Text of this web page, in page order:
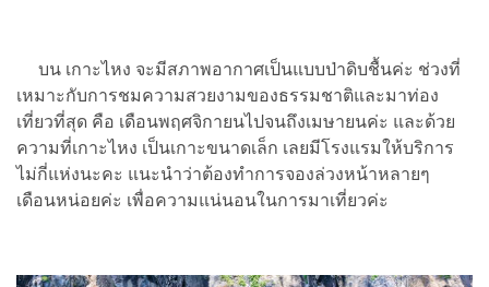
บน เกาะไหง จะมีสภาพอากาศเป็นแบบป่าดิบชื้นค่ะ ช่วงที่
เหมาะกับการชมความสวยงามของธรรมชาติและมาท่อง
เที่ยวที่สุด คือ เดือนพฤศจิกายนไปจนถึงเมษายนค่ะ และด้วย
ความที่เกาะไหง เป็นเกาะขนาดเล็ก เลยมีโรงแรมให้บริการ
ไม่กี่แห่งนะคะ แนะนำว่าต้องทำการจองล่วงหน้าหลายๆ
เดือนหน่อยค่ะ เพื่อความแน่นอนในการมาเที่ยวค่ะ